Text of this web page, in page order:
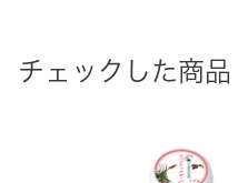
チェックした商品